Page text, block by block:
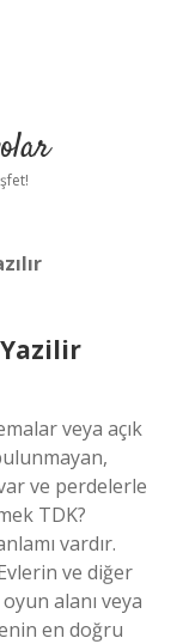
veya açık
ve perdelerle
TDK?
vardır.
ve diğer
alanı veya
en doğru